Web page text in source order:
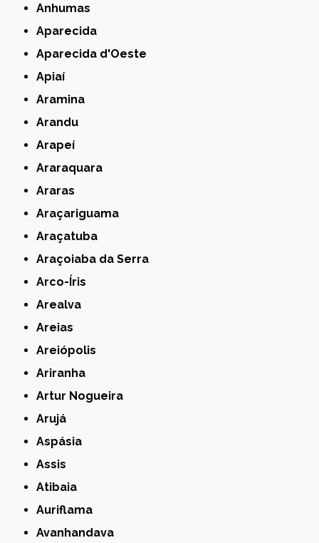
Anhumas
Aparecida
Aparecida d'Oeste
Apiaí
Aramina
Arandu
Arapeí
Araraquara
Araras
Araçariguama
Araçatuba
Araçoiaba da Serra
Arco-Íris
Arealva
Areias
Areiópolis
Ariranha
Artur Nogueira
Arujá
Aspásia
Assis
Atibaia
Auriflama
Avanhandava